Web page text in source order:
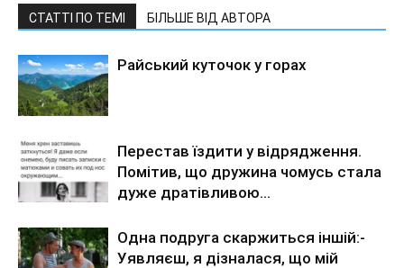
СТАТТІ ПО ТЕМІ БІЛЬШЕ ВІД АВТОРА
Райський куточок у горах
Перестав їздити у відрядження.
Помітив, що дружина чомусь стала
дуже дратівливою…
Одна подруга скаржиться іншій:-
Уявляєш, я дізналася, що мій